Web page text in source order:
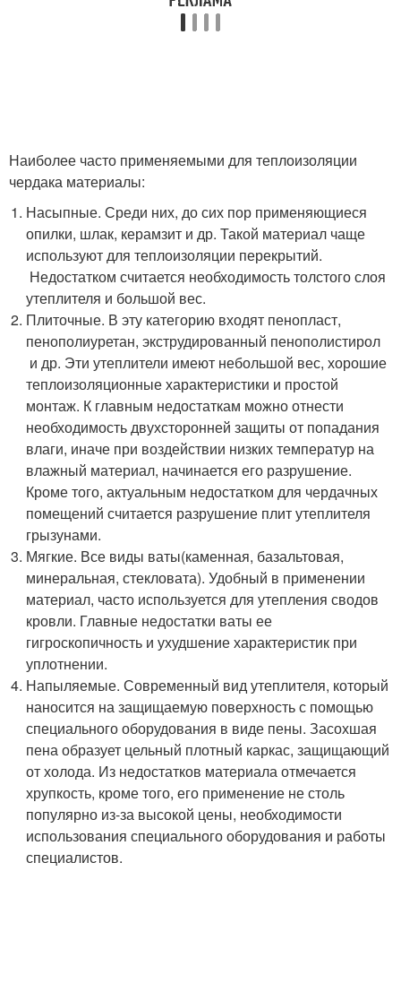
Наиболее часто применяемыми для теплоизоляции
чердака материалы:
Насыпные. Среди них, до сих пор применяющиеся
опилки, шлак, керамзит и др. Такой материал чаще
используют для теплоизоляции перекрытий.
Недостатком считается необходимость толстого слоя
утеплителя и большой вес.
Плиточные. В эту категорию входят пенопласт,
пенополиуретан, экструдированный пенополистирол
и др. Эти утеплители имеют небольшой вес, хорошие
теплоизоляционные характеристики и простой
монтаж. К главным недостаткам можно отнести
необходимость двухсторонней защиты от попадания
влаги, иначе при воздействии низких температур на
влажный материал, начинается его разрушение.
Кроме того, актуальным недостатком для чердачных
помещений считается разрушение плит утеплителя
грызунами.
Мягкие. Все виды ваты(каменная, базальтовая,
минеральная, стекловата). Удобный в применении
материал, часто используется для утепления сводов
кровли. Главные недостатки ваты ее
гигроскопичность и ухудшение характеристик при
уплотнении.
Напыляемые. Современный вид утеплителя, который
наносится на защищаемую поверхность с помощью
специального оборудования в виде пены. Засохшая
пена образует цельный плотный каркас, защищающий
от холода. Из недостатков материала отмечается
хрупкость, кроме того, его применение не столь
популярно из-за высокой цены, необходимости
использования специального оборудования и работы
специалистов.